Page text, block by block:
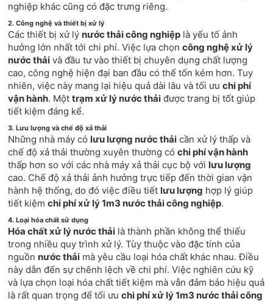
nghiệp khác cũng có đặc trưng riêng.
2. Công nghệ và thiết bị xử lý
Các thiết bị xử lý nước thải công nghiệp là yếu tố ảnh
hưởng lớn nhất tới chi phí. Việc lựa chọncông nghệ xử lý
nước thải và đầu tư vào thiết bị chuyên dụng chất lượng
cao, công nghệ hiện đại ban đầu có thể tốn kém hơn. Tuy
nhiên, việc này mang lại hiệu quả dài lâu và tối ưuchi phí
vận hành. Mộttrạm xử lý nước thải được trang bị tốt giúp
tiết kiệm đáng kể.
3. Lưu lượng và chế độ xả thải
Những nhà máy có lưu lượng nước thải cần xử lý thấp và
chế độ xả thải thường xuyên thường cóchi phí vận hành
thấp hơn so với các nhà máy xả thải cục bộ với lưu lượng
cao. Chế độ xả thải ảnh hưởng trực tiếp đến thời gian vận
hành hệ thống, do đó việc điều tiết lưu lượng hợp lý giúp
tiết kiệmchi phí xử lý 1m3 nước thải công nghiệp.
4. Loại hóa chất sử dụng
Hóa chất xử lý nước thải là thành phần không thể thiếu
trong nhiều quy trình xử lý. Tùy thuộc vào đặc tính của
nguồn nước thải mà yêu cầu loại hóa chất khác nhau. Điều
này dẫn đến sự chênh lệch về chi phí. Việc nghiên cứu kỹ
và lựa chọn loại hóa chất tiết kiệm mà vẫn đảm bảo hiệu quả
là rất quan trọng để tối ưuchi phí xử lý 1m3 nước thải công